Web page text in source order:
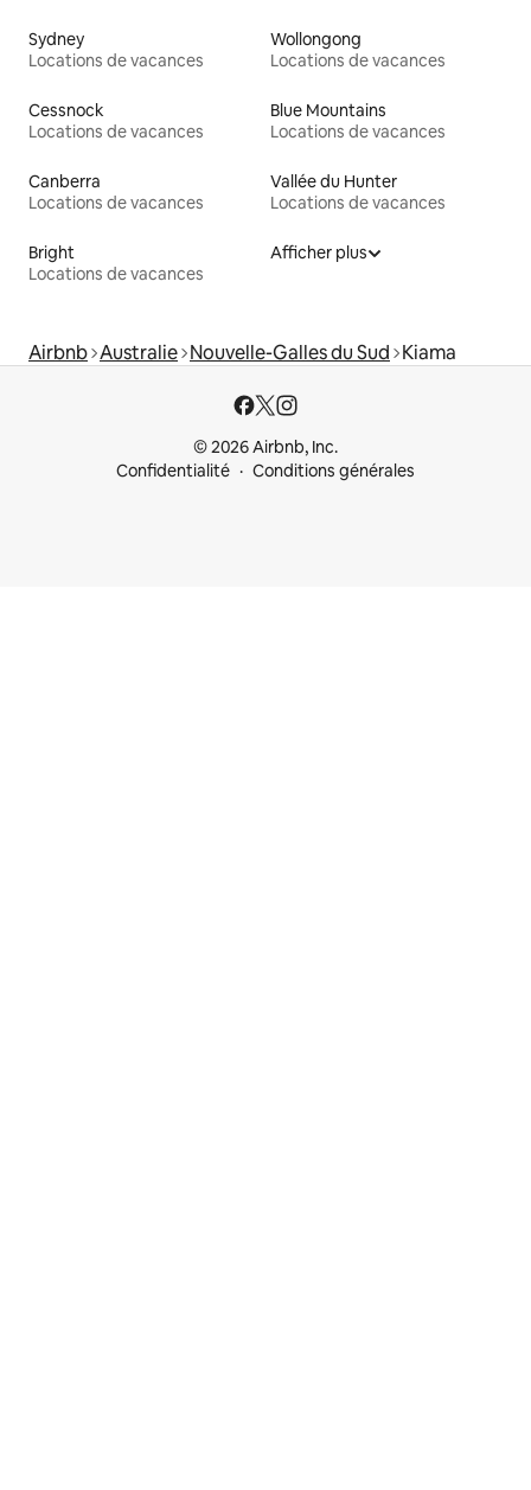
Sydney
Locations de vacances
Wollongong
Locations de vacances
Cessnock
Locations de vacances
Blue Mountains
Locations de vacances
Canberra
Locations de vacances
Vallée du Hunter
Locations de vacances
Bright
Locations de vacances
Afficher plus
Airbnb Australie Nouvelle-Galles du Sud Kiama
© 2026 Airbnb, Inc.
Confidentialité
Conditions générales